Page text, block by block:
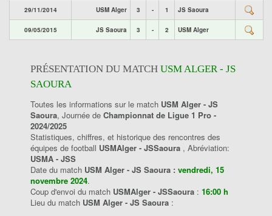
29/11/2014 USM Alger 3 - 1 JS Saoura
09/05/2015 JS Saoura 3 - 2 USM Alger
PRÉSENTATION DU MATCH USM ALGER - JS
SAOURA
Toutes les informations sur le match USM Alger - JS
Saoura, Journée de Championnat de Ligue 1 Pro -
2024/2025
Statistiques, chiffres, et historique des rencontres des
équipes de football USMAlger - JSSaoura , Abréviation:
USMA - JSS
Date du match USM Alger - JS Saoura : vendredi, 15
novembre 2024.
Coup d'envoi du match USMAlger - JSSaoura : 16:00 h
Lieu du match USM Alger - JS Saoura :